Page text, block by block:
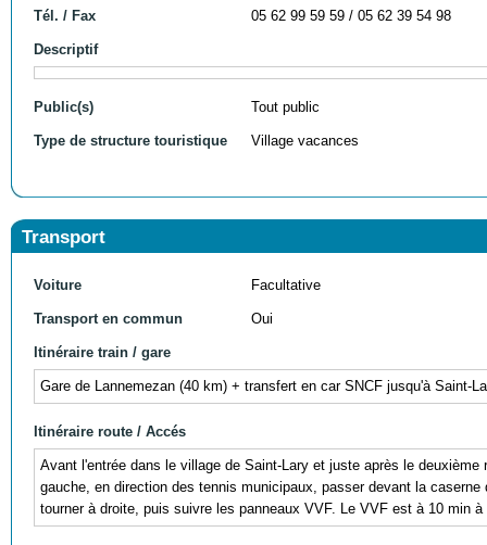
Tél. / Fax 05 62 99 59 59 / 05 62 39 54 98
Descriptif
Public(s) Tout public
Type de structure touristique Village vacances
Transport
Voiture Facultative
Transport en commun Oui
Itinéraire train / gare
Gare de Lannemezan (40 km) + transfert en car SNCF jusqu'à Saint-
Itinéraire route / Accés
Avant l'entrée dans le village de Saint-Lary et juste après le deuxième
gauche, en direction des tennis municipaux, passer devant la
tourner à droite, puis suivre les panneaux VVF. Le VVF est à 10 min